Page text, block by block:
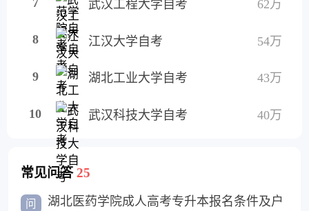
武汉工程大学自考 62万
8 江汉大学自考 54万
9 湖北工业大学自考 43万
10 武汉科技大学自考 40万
常见问答 25
问
湖北医药学院成人高考专升本报名条件及户